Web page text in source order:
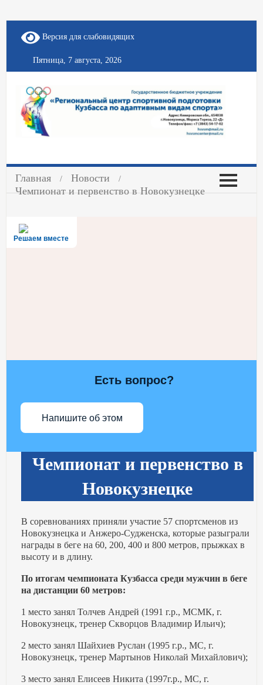
Версия для слабовидящих
Пятница, 7 августа, 2026
Главная
Новости
Чемпионат и первенство в Новокузнецке
Решаем вместе
Есть вопрос?
Напишите об этом
Чемпионат и первенство в
Новокузнецке
В соревнованиях приняли участие 57 спортсменов из
Новокузнецка и Анжеро-Судженска, которые разыграли
награды в беге на 60, 200, 400 и 800 метров, прыжках в
высоту и в длину.
По итогам чемпионата Кузбасса среди мужчин в беге
на дистанции 60 метров:
1 место занял Толчев Андрей (1991 г.р., МСМК, г.
Новокузнецк, тренер Скворцов Владимир Ильич);
2 место занял Шайхиев Руслан (1995 г.р., МС, г.
Новокузнецк, тренер Мартынов Николай Михайлович);
3 место занял Елисеев Никита (1997г.р., МС, г.